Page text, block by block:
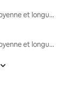
Locations moyenne et longue durée
Locations moyenne et longue durée